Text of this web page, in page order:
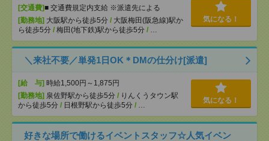
[交通費]■ 交通費規定内支給 ※派遣先による
[勤務地] 大阪駅から徒歩5分 / 大阪梅田(阪急線)駅か
ら徒歩5分 / 梅田(地下鉄)駅から徒歩5分 / …
気になる！
＼来社不要／単発1日OK＊DMの仕分け[派遣]
[給 与] 時給1,500円～1,875円
[勤務地] 泉佐野駅から徒歩5分 / りんくうタウン駅
から徒歩5分 / 日根野駅から徒歩5分 / …
気になる！
好きな場所で働けるイベントスタッフ☆人気イベン